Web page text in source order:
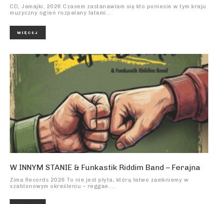
CD, Jamajki, 2026 Czasem zastanawiam się kto poniesie w tym kraju
muzyczny ogień rozpalany latami...
WIĘCEJ
W INNYM STANIE & Funkastik Riddim Band – Ferajna
Zima Records 2026 To nie jest płyta, którą łatwo zamkniemy w
szablonowym określeniu – reggae....